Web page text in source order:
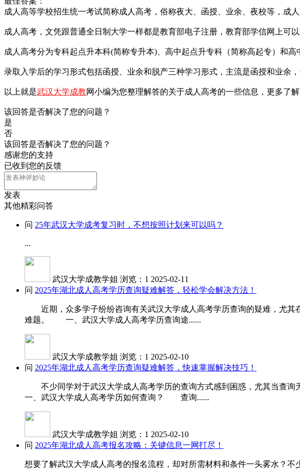
成人高等学校招生统一考试简称成人高考，俗称夜大、函授、业余、夜校等，成
成人高考，文凭跟普通全日制大学一样都是教育部电子注册，教育部学信网上可
成人高考分为专科起点升本科(简称专升本)、高中起点升专科（简称高起专）和高
录取入学后的学习形式包括函授、业余和脱产三种学习形式，主流是函授和业余
以上就是武汉大学成教网小编为您整理解答的关于成人高考的一些信息，更多了
该回答是否解决了您的问题？
是
否
该回答是否解决了您的问题？
感谢您的支持
已收到您的反馈
发表
其他精彩问答
问 25年武汉大学成考复习时，不想按照计划来可以吗？
...
武汉大学成教学姐 浏览：1 2025-02-11
问 2025年湖北成人高考学历查询疑难解答，轻松学会解决方法！
近期，众多学子纷纷咨询有关武汉大学成人高考学历查询的疑难，尤其
难题。 一、武汉大学成人高考学历查询途......
武汉大学成教学姐 浏览：1 2025-02-10
问 2025年湖北成人高考学历查询疑难解答，快速掌握解决技巧！
不少同学对于武汉大学成人高考学历的查询方式感到困惑，尤其当查
一、武汉大学成人高考学历如何查询？ 查询......
武汉大学成教学姐 浏览：1 2025-02-10
问 2025年湖北成人高考报名攻略：关键信息一网打尽！
想要了解武汉大学成人高考的报名流程，却对所需材料和条件一头雾水？